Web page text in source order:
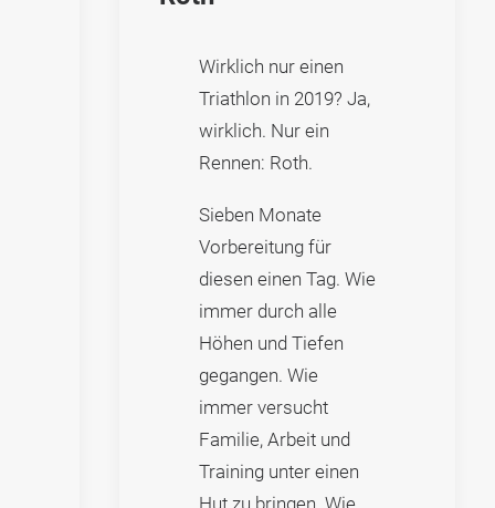
Wirklich nur einen
Triathlon in 2019? Ja,
wirklich. Nur ein
Rennen: Roth.
Sieben Monate
Vorbereitung für
diesen einen Tag. Wie
immer durch alle
Höhen und Tiefen
gegangen. Wie
immer versucht
Familie, Arbeit und
Training unter einen
Hut zu bringen. Wie